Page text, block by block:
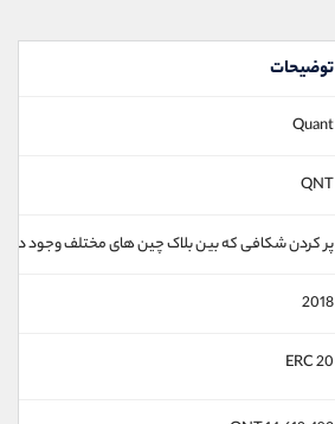
توضیحات
Quant
QNT
پر کردن شکافی که بین بلاک چین‌ های مختلف وجود دارد
2018
ERC 20